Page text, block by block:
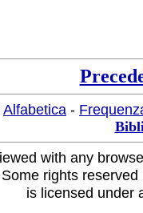
Alfabetica -
with any
rights
is licensed under